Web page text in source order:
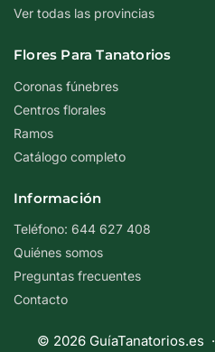
Ver todas las provincias
Flores Para Tanatorios
Coronas fúnebres
Centros florales
Ramos
Catálogo completo
Información
Teléfono: 644 627 408
Quiénes somos
Preguntas frecuentes
Contacto
© 2026 GuíaTanatorios.es ·